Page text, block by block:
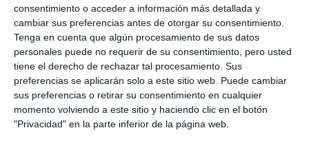
consentimiento o acceder a información más detallada y
cambiar sus preferencias antes de otorgar su consentimiento.
Tenga en cuenta que algún procesamiento de sus datos
personales puede no requerir de su consentimiento, pero usted
tiene el derecho de rechazar tal procesamiento. Sus
preferencias se aplicarán solo a este sitio web. Puede cambiar
sus preferencias o retirar su consentimiento en cualquier
momento volviendo a este sitio y haciendo clic en el botón
"Privacidad" en la parte inferior de la página web.
Estable vence en el
Campeonato de España de
paddle surf
DEPORTES
El CP Mijas organiza una jornada
de convivencia en torno al surf